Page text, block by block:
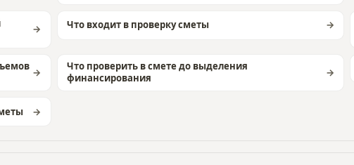
Что входит в проверку сметы
Что проверить в смете до выделения
финансирования